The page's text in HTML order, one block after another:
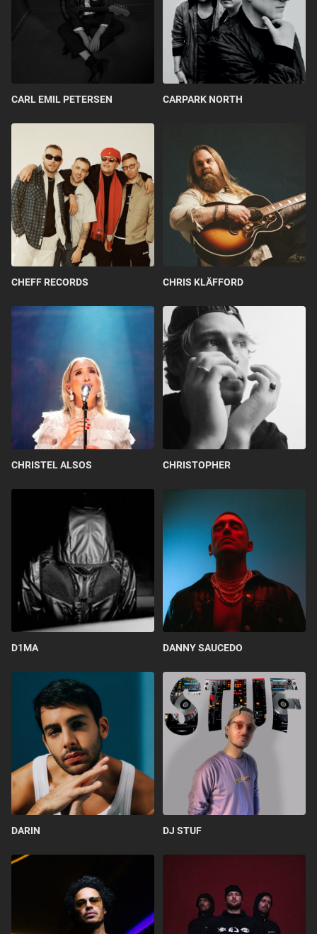
CARL EMIL PETERSEN CARPARK NORTH
CHEFF RECORDS CHRIS KLÄFFORD
CHRISTEL ALSOS CHRISTOPHER
D1MA DANNY SAUCEDO
DARIN DJ STUF